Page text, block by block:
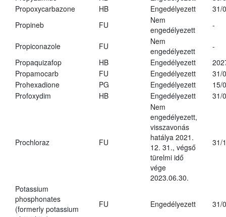
Propoxycarbazone
HB Engedélyezett
31/
Propineb
FU
Nem
engedélyezett
-
Propiconazole FU
Nem
engedélyezett
-
Propaquizafop
HB Engedélyezett
Propamocarb
FU Engedélyezett
31/
Prohexadione
PG Engedélyezett
15/
Profoxydim
HB Engedélyezett 31/
Prochloraz FU
Nem
engedélyezett,
visszavonás
hatálya 2021.
12. 31., végső
türelmi idő
vége
2023.06.30.
31/
Potassium
phosphonates
(formerly potassium
FU Engedélyezett 31/